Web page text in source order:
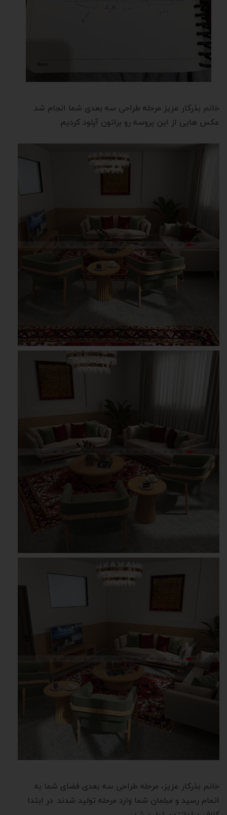
خانم بذرکار عزیز مرحله طراحی سه بعدی شما انجام شد.
عکس هایی از این پروسه رو براتون آپلود کردیم:
خانم بذرکار عزیز، مرحله طراحی سه بعدی فضای شما به
اتمام رسید و مبلمان شما وارد مرحله تولید شدند. در ابتدا